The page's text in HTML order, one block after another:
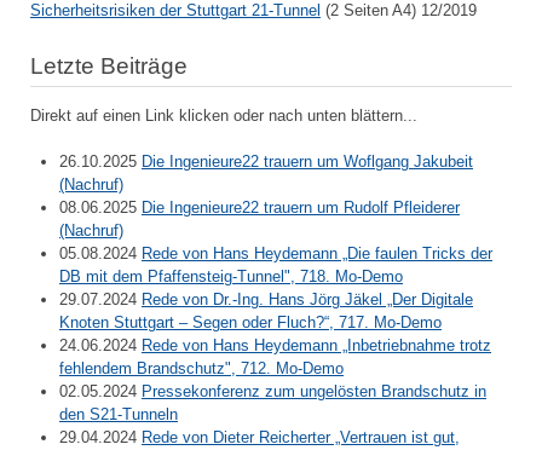
Sicherheitsrisiken der Stuttgart 21-Tunnel (2 Seiten A4) 12/2019
Letzte Beiträge
Direkt auf einen Link klicken oder nach unten blättern...
26.10.2025 Die Ingenieure22 trauern um Woflgang Jakubeit
(Nachruf)
08.06.2025 Die Ingenieure22 trauern um Rudolf Pfleiderer
(Nachruf)
05.08.2024 Rede von Hans Heydemann „Die faulen Tricks der
DB mit dem Pfaffensteig-Tunnel", 718. Mo-Demo
29.07.2024 Rede von Dr.-Ing. Hans Jörg Jäkel „Der Digitale
Knoten Stuttgart – Segen oder Fluch?“, 717. Mo-Demo
24.06.2024 Rede von Hans Heydemann „Inbetriebnahme trotz
fehlendem Brandschutz", 712. Mo-Demo
02.05.2024 Pressekonferenz zum ungelösten Brandschutz in
den S21-Tunneln
29.04.2024 Rede von Dieter Reicherter „Vertrauen ist gut,